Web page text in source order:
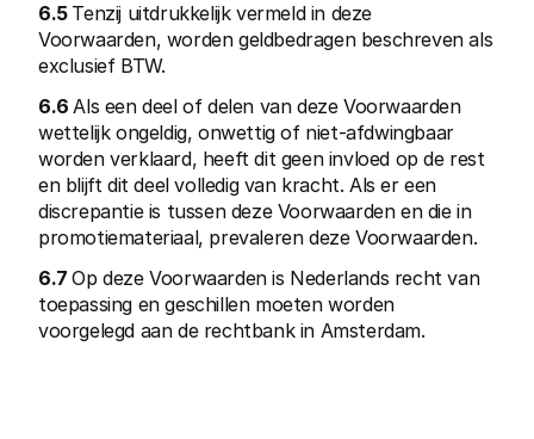
6.5 Tenzij uitdrukkelijk vermeld in deze
Voorwaarden, worden geldbedragen beschreven als
exclusief BTW.
6.6 Als een deel of delen van deze Voorwaarden
wettelijk ongeldig, onwettig of niet-afdwingbaar
worden verklaard, heeft dit geen invloed op de rest
en blijft dit deel volledig van kracht. Als er een
discrepantie is tussen deze Voorwaarden en die in
promotiemateriaal, prevaleren deze Voorwaarden.
6.7 Op deze Voorwaarden is Nederlands recht van
toepassing en geschillen moeten worden
voorgelegd aan de rechtbank in Amsterdam.